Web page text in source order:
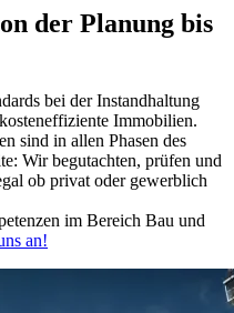
der Planung bis
bei der Instandhaltung
Immobilien.
sind in allen Phasen des
Wir begutachten, prüfen und
ob privat oder gewerblich
im Bereich Bau und
an!